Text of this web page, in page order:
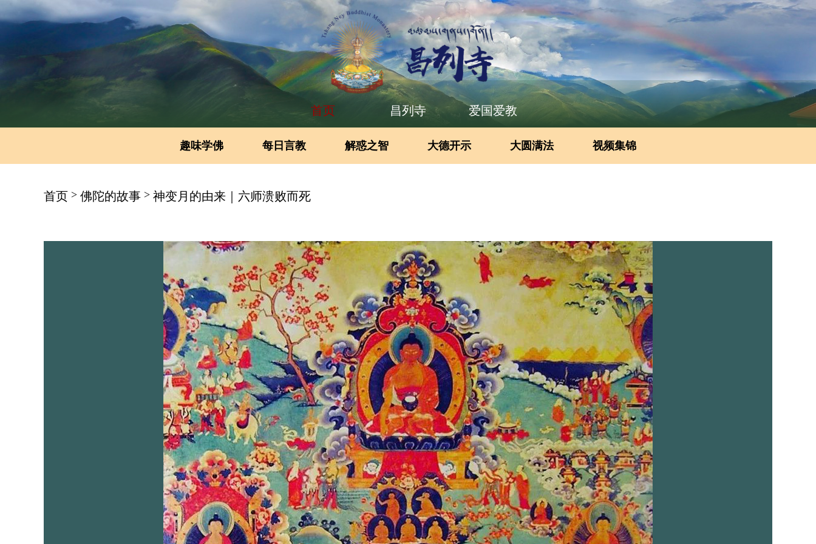
首页 昌列寺 爱国爱教
趣味学佛 每日言教 解惑之智 大德开示 大圆满法 视频集锦
首页 > 佛陀的故事 > 神变月的由来｜六师溃败而死